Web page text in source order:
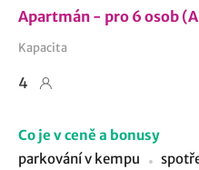
Apartmán - pro 6 osob
Kapacita
4
Co je v ceně a bonusy
parkování v kempu